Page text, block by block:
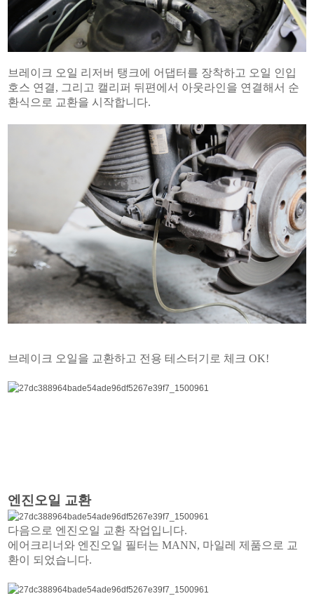
브레이크 오일 리저버 탱크에 어댑터를 장착하고 오일 인입
호스 연결, 그리고 캘리퍼 뒤편에서 아웃라인을 연결해서 순
환식으로 교환을 시작합니다.
브레이크 오일을 교환하고 전용 테스터기로 체크 OK!
엔진오일 교환
다음으로 엔진오일 교환 작업입니다.
에어크리너와 엔진오일 필터는 MANN, 마일레 제품으로 교
환이 되었습니다.